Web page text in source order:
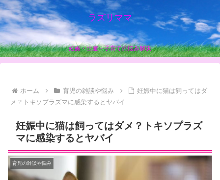
ラズリママ
妊娠・出産・子育ての悩み解決
ホーム 育児の雑談や悩み
妊娠中に猫は飼ってはダ
メ？トキソプラズマに感染するとヤバイ
妊娠中に猫は飼ってはダメ？トキソプラズ
マに感染するとヤバイ
育児の雑談や悩み